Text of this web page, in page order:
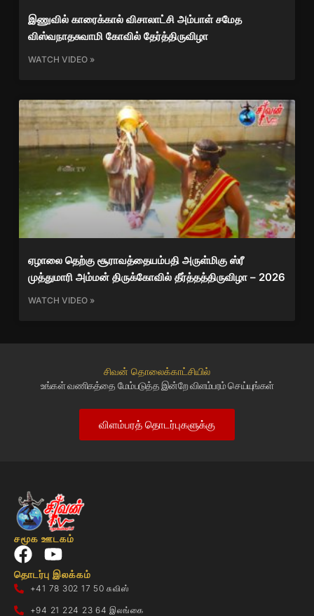
இணுவில் காரைக்கால் விசாலாட்சி அம்பாள் சமேத
விஸ்வநாதசுவாமி கோவில் தேர்த்திருவிழா
WATCH VIDEO »
ஏழாலை தெற்கு சூராவத்தையம்பதி அருள்மிகு ஸ்ரீ
முத்துமாரி அம்மன் திருக்கோவில் தீர்த்தத்திருவிழா – 2026
WATCH VIDEO »
சிவன் தொலைக்காட்சியில்
உங்கள் வணிகத்தை மேம்படுத்த இன்றே விளம்பரம் செய்யுங்கள்
விளம்பரத் தொடர்புகளுக்கு
சமூக ஊடகம்
தொடர்பு இலக்கம்
+41 78 302 17 50 சுவிஸ்
+94 21 224 23 64 இலங்கை